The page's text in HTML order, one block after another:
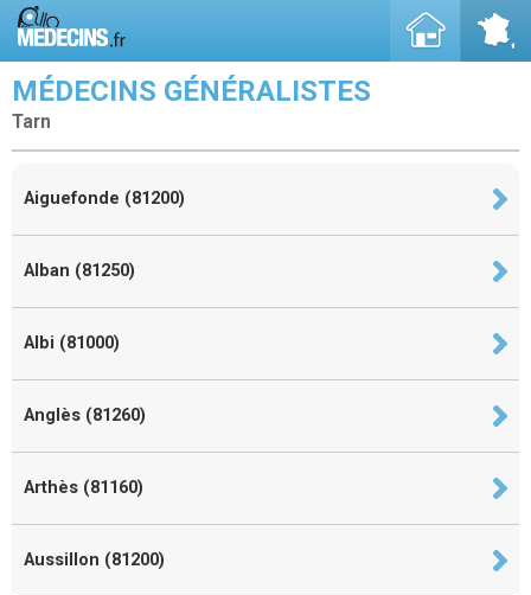
MÉDECINS GÉNÉRALISTES
Tarn
Aiguefonde (81200)
Alban (81250)
Albi (81000)
Anglès (81260)
Arthès (81160)
Aussillon (81200)